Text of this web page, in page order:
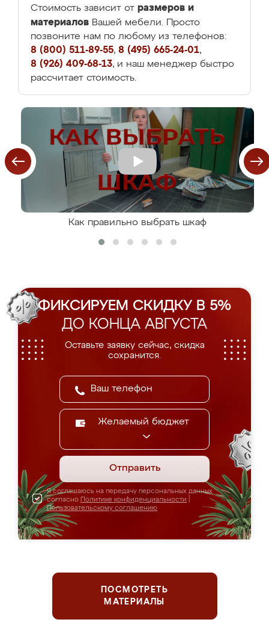
Стоимость зависит от размеров и
материалов Вашей мебели. Просто
позвоните нам по любому из телефонов:
8 (800) 511-89-55, 8 (495) 665-24-01,
8 (926) 409-68-13, и наш менеджер быстро
рассчитает стоимость.
Как правильно выбрать шкаф
ФИКСИРУЕМ СКИДКУ В 5%
ДО КОНЦА АВГУСТА
Оставьте заявку сейчас, скидка
сохранится.
Желаемый бюджет
Отправить
Я соглашаюсь на передачу персональных данных
согласно Политике конфиденциальности
Пользовательскому соглашению
ПОСМОТРЕТЬ
МАТЕРИАЛЫ